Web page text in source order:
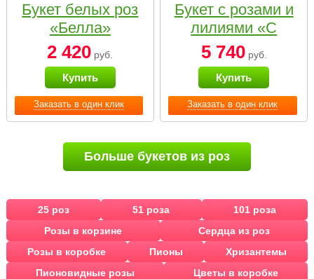
Заказать в один клик
Букет белых роз
«Белла»
2 420 руб.
Купить
Заказать в один клик
Букет с розами и
лилиями «С
наилучшими
пожеланиями»
5 740руб.
Купить
Больше букетов из роз
25 роз 51 роза
101 роза
Розы в корзине
Сердца из роз
Розы в коробке
Пионы
Хризантемы
Пионовидные розы
Цветы в коробке